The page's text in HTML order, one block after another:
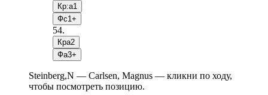
Кр:a1
Фc1+
54.
Крa2
Фa3+
Steinberg,N — Carlsen, Magnus — кликни по ходу,
чтобы посмотреть позицию.